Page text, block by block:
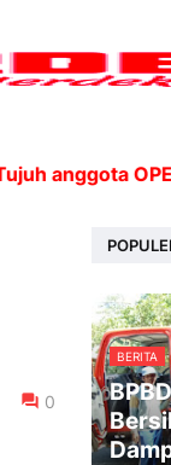
OPEC+,
0
BERITA